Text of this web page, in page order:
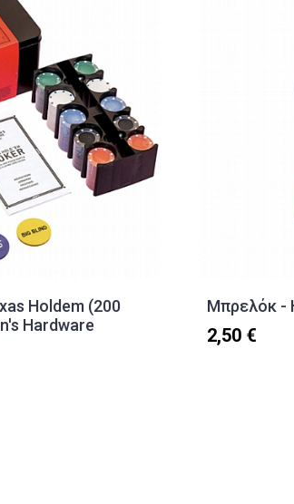
Holdem (200
Hardware
Μπρελόκ -
2,50 €